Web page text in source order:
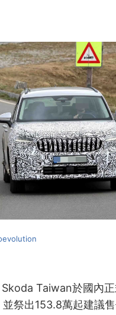
Taiwan於國內
祭出153.8萬起建議